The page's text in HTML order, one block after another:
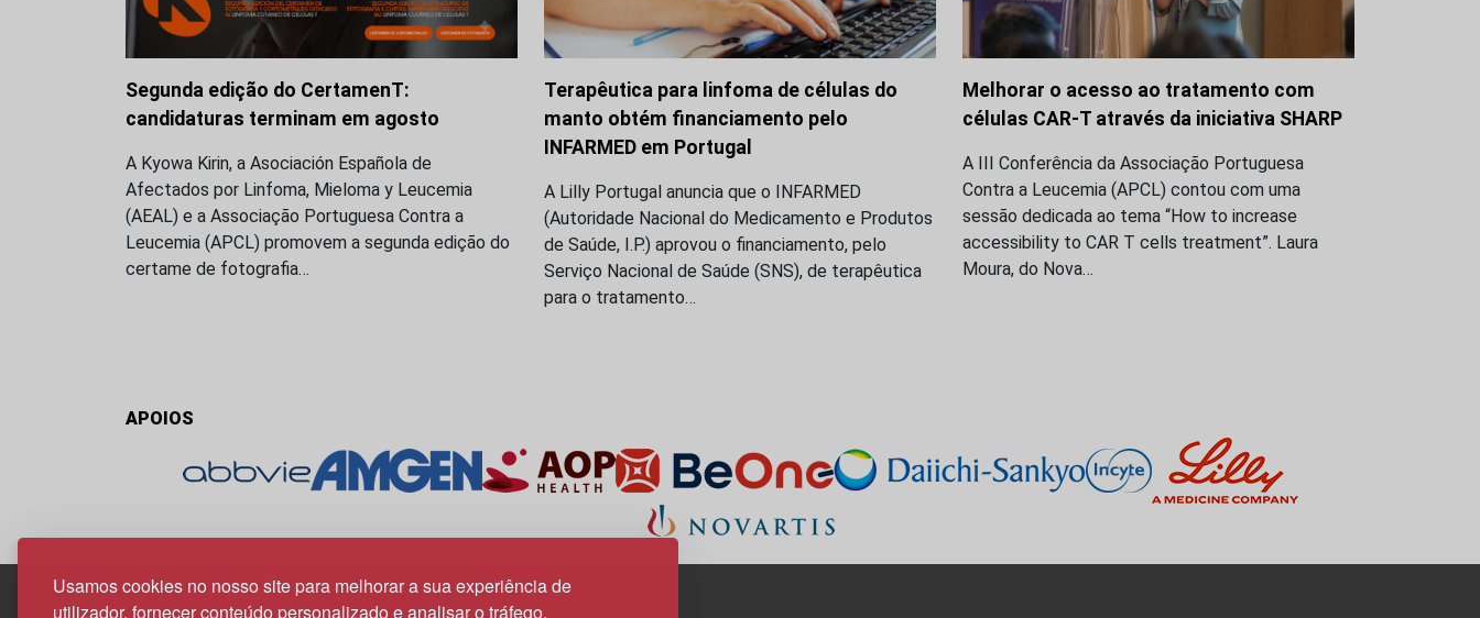
Usamos cookies no nosso site para melhorar a sua experiência de
utilizador, fornecer conteúdo personalizado e analisar o tráfego.
Segunda edição do CertamenT:
candidaturas terminam em agosto
A Kyowa Kirin, a Asociación Española de
Afectados por Linfoma, Mieloma y Leucemia
(AEAL) e a Associação Portuguesa Contra a
Leucemia (APCL) promovem a segunda edição do
certame de fotografia…
Terapêutica para linfoma de células do
manto obtém financiamento pelo
INFARMED em Portugal
A Lilly Portugal anuncia que o INFARMED
(Autoridade Nacional do Medicamento e Produtos
de Saúde, I.P.) aprovou o financiamento, pelo
Serviço Nacional de Saúde (SNS), de terapêutica
para o tratamento…
Melhorar o acesso ao tratamento com
células CAR-T através da iniciativa SHARP
A III Conferência da Associação Portuguesa
Contra a Leucemia (APCL) contou com uma
sessão dedicada ao tema “How to increase
accessibility to CAR T cells treatment”. Laura
Moura, do Nova…
APOIOS